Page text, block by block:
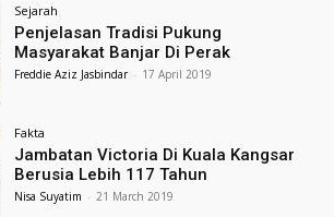
Sejarah
Penjelasan Tradisi Pukung
Masyarakat Banjar Di Perak
Freddie Aziz Jasbindar - 17 April 2019
Fakta
Jambatan Victoria Di Kuala Kangsar
Berusia Lebih 117 Tahun
Nisa Suyatim - 21 March 2019